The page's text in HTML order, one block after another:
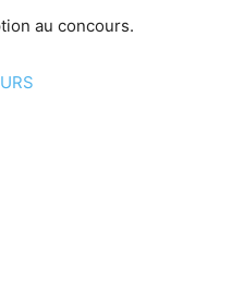
au concours.